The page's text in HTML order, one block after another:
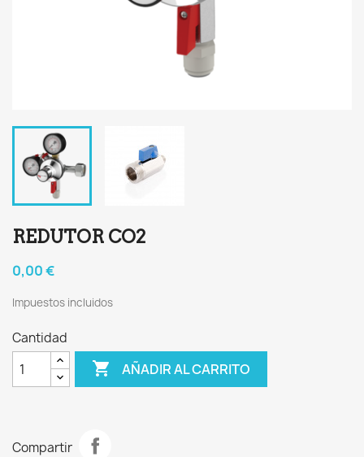
REDUTOR CO2
0,00 €
Impuestos incluidos
Cantidad
 AÑADIR AL CARRITO
Compartir